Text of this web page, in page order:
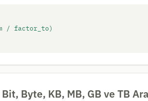
/ factor_to)
Byte, KB, MB, GB ve TB